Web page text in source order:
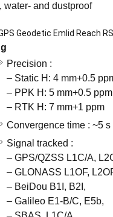
water- and dustproof
Geodetic Emlid Reach
Precision :
– Static H: 4 mm+0.5
– PPK H: 5 mm+0.5 ppm
– RTK H: 7 mm+1 ppm
Convergence time : ~5
Signal tracked :
– GPS/QZSS L1C/A,
– GLONASS L1OF,
– BeiDou B1I, B2I,
– Galileo E1-B/C, E5b,